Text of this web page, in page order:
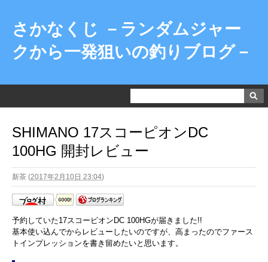
さかなくじ －ランダムジャー
クから一発狙いの釣りブログ－
SHIMANO 17スコーピオンDC
100HG 開封レビュー
新茶 (2017年2月10日 23:04)
予約していた17スコーピオンDC 100HGが届きました!!
基本使い込んでからレビューしたいのですが、高まったのでファース
トインプレッションを書き留めたいと思います。